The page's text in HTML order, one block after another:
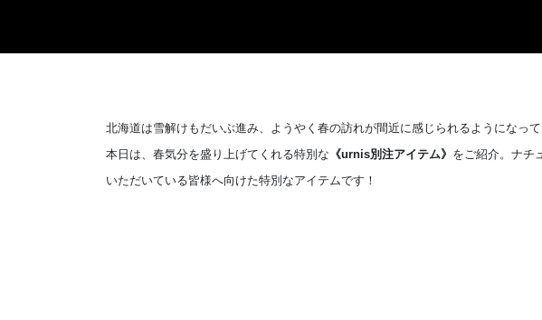
北海道は雪解けもだいぶ進み、ようやく春の訪れが間近に感じられるようになっ
本日は、春気分を盛り上げてくれる特別な 《urnis別注アイテム》 をご紹介。ナチ
いただいている皆様へ向けた特別なアイテムです！